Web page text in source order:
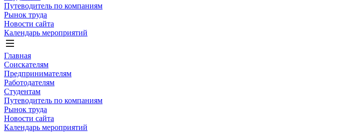
Путеводитель по компаниям
Рынок труда
Новости сайта
Календарь мероприятий
Главная
Соискателям
Предпринимателям
Работодателям
Студентам
Путеводитель по компаниям
Рынок труда
Новости сайта
Календарь мероприятий